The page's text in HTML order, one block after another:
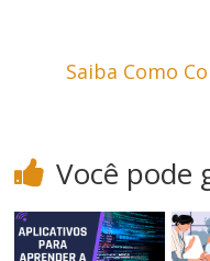
Saiba Como
Você pode